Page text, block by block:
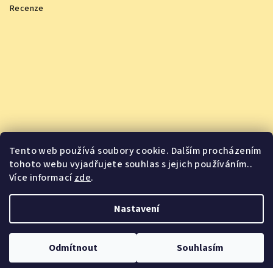
Tento web používá soubory cookie. Dalším procházením
tohoto webu vyjadřujete souhlas s jejich používáním..
Více informacízde.
Nastavení
Odmítnout Souhlasím
Recenze
Vychutnejte si oceněná vína z pohodlí domova
. Všechna práva vyhrazena.
Vytvořil Shoptet&PekneWeby